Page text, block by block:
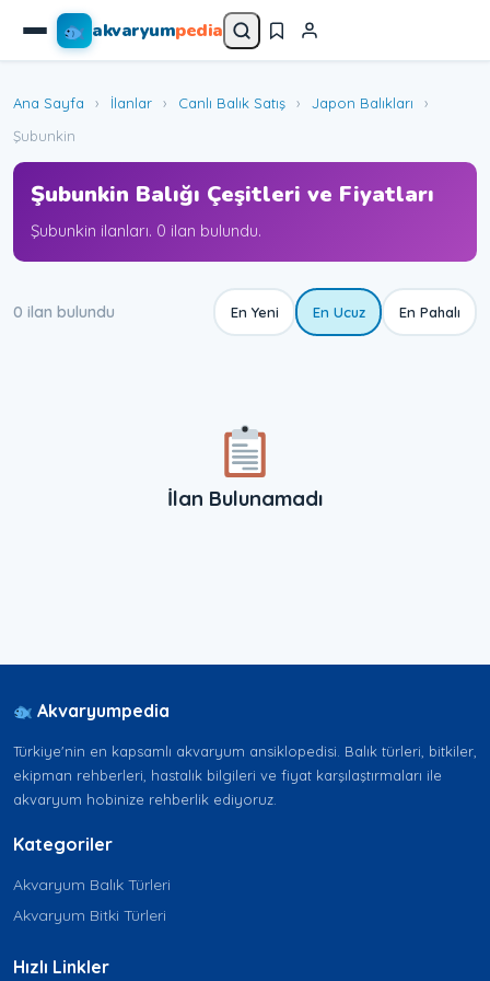
akvaryumpedia
Ana Sayfa › İlanlar › Canlı Balık Satış › Japon Balıkları
›
Şubunkin
Şubunkin Balığı Çeşitleri ve Fiyatları
Şubunkin ilanları. 0 ilan bulundu.
0 ilan bulundu En Yeni En Ucuz En Pahalı
İlan Bulunamadı
Akvaryumpedia
Türkiye'nin en kapsamlı akvaryum ansiklopedisi. Balık türleri, bitkiler,
ekipman rehberleri, hastalık bilgileri ve fiyat karşılaştırmaları ile
akvaryum hobinize rehberlik ediyoruz.
Kategoriler
Akvaryum Balık Türleri
Akvaryum Bitki Türleri
Hızlı Linkler